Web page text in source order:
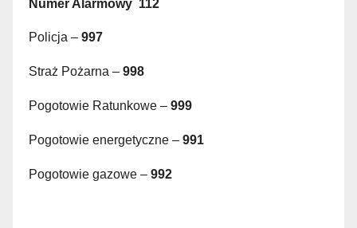
Numer Alarmowy 112
Policja – 997
Straż Pożarna – 998
Pogotowie Ratunkowe – 999
Pogotowie energetyczne – 991
Pogotowie gazowe – 992